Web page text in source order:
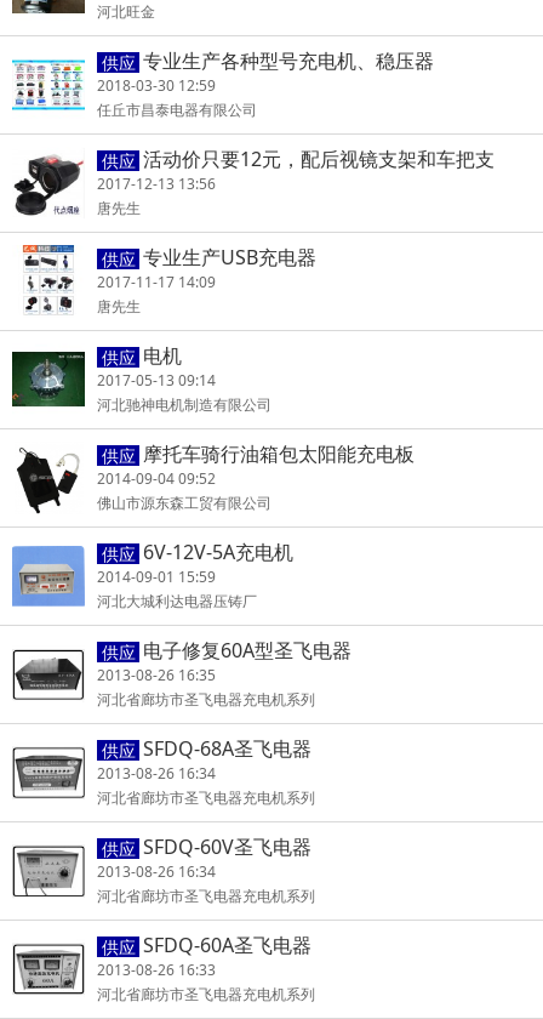
河北旺金
供应 专业生产各种型号充电机、稳压器
2018-03-30 12:59
任丘市昌泰电器有限公司
供应 活动价只要12元，配后视镜支架和车把支
架，先下单先得。
2017-12-13 13:56
唐先生
供应 专业生产USB充电器
2017-11-17 14:09
唐先生
供应 电机
2017-05-13 09:14
河北驰神电机制造有限公司
供应 摩托车骑行油箱包太阳能充电板
2014-09-04 09:52
佛山市源东森工贸有限公司
供应 6V-12V-5A充电机
2014-09-01 15:59
河北大城利达电器压铸厂
供应 电子修复60A型圣飞电器
2013-08-26 16:35
河北省廊坊市圣飞电器充电机系列
供应 SFDQ-68A圣飞电器
2013-08-26 16:34
河北省廊坊市圣飞电器充电机系列
供应 SFDQ-60V圣飞电器
2013-08-26 16:34
河北省廊坊市圣飞电器充电机系列
供应 SFDQ-60A圣飞电器
2013-08-26 16:33
河北省廊坊市圣飞电器充电机系列